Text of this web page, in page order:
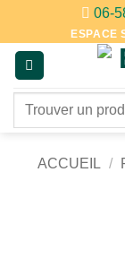
contenu
06-
ESPACE
Recherche
ACCUEIL /